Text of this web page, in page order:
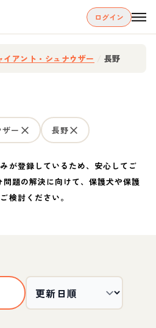
ログイン
イアント・シュナウザー 長野
ー 長野
が登録しているため、安心してご
題の解決に向けて、保護犬や保護
検討ください。